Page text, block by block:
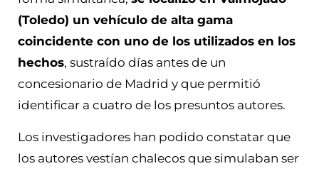
(Toledo) un vehículo de alta gama
coincidente con uno de los utilizados en los
hechos, sustraído días antes de un
concesionario de Madrid y que permitió
identificar a cuatro de los presuntos autores.
Los investigadores han podido constatar que
los autores vestían chalecos que simulaban ser